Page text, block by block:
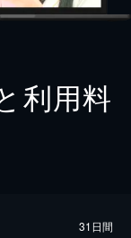
利用料
31日間